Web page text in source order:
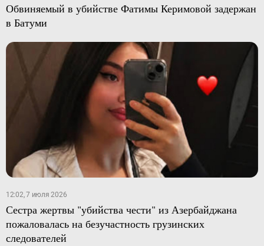
Обвиняемый в убийстве Фатимы Керимовой задержан
в Батуми
12:02, 7 июля 2026
Сестра жертвы "убийства чести" из Азербайджана
пожаловалась на безучастность грузинских
следователей